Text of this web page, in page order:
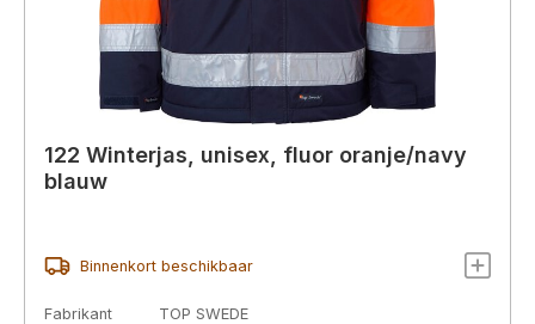
122 Winterjas, unisex, fluor oranje/navy
blauw
Binnenkort beschikbaar
Fabrikant
TOP SWEDE